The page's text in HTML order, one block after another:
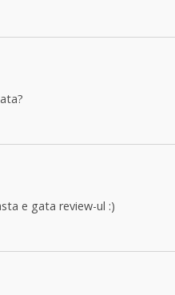
e gata review-ul :)